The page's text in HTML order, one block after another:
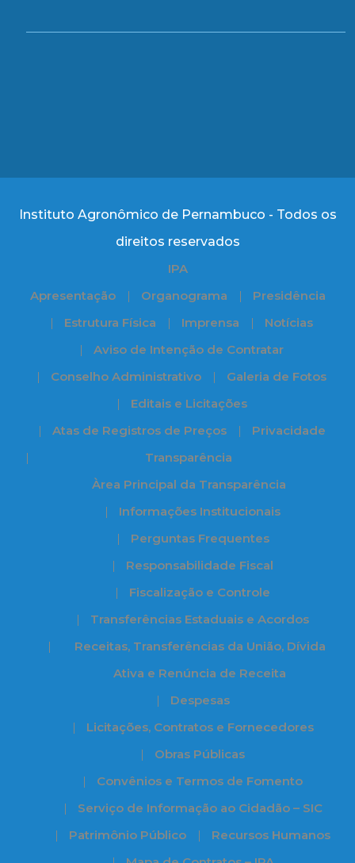
Instituto Agronômico de Pernambuco - Todos os
direitos reservados
IPA
Apresentação
Organograma
Presidência
Estrutura Física
Imprensa
Notícias
Aviso de Intenção de Contratar
Conselho Administrativo
Galeria de Fotos
Editais e Licitações
Atas de Registros de Preços
Privacidade
Transparência
Àrea Principal da Transparência
Informações Institucionais
Perguntas Frequentes
Responsabilidade Fiscal
Fiscalização e Controle
Transferências Estaduais e Acordos
Receitas, Transferências da União, Dívida
Ativa e Renúncia de Receita
Despesas
Licitações, Contratos e Fornecedores
Obras Públicas
Convênios e Termos de Fomento
Serviço de Informação ao Cidadão – SIC
Patrimônio Público
Recursos Humanos